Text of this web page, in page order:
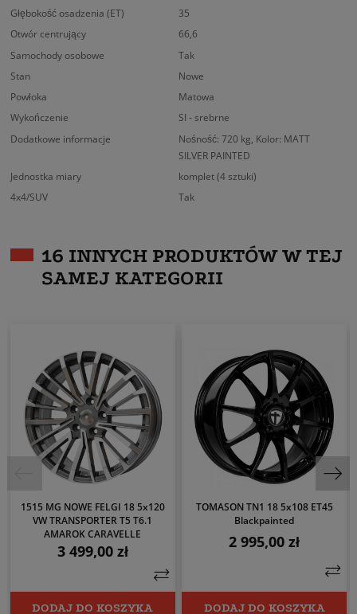
Głębokość osadzenia (ET)
35
Otwór centrujący
66,6
Samochody osobowe
Tak
Stan
Nowe
Powłoka
Matowa
Wykończenie
SI - srebrne
Dodatkowe informacje
Nośność: 720 kg, Kolor: MATT
SILVER PAINTED
Jednostka miary
komplet (4 sztuki)
4x4/SUV
Tak
16 INNYCH PRODUKTÓW W TEJ
SAMEJ KATEGORII
1515 MG NOWE FELGI 18 5x120
VW TRANSPORTER T5 T6.1
AMAROK CARAVELLE
Cena
3 499,00 zł
DODAJ DO KOSZYKA
TOMASON TN1 18 5x108 ET45
Blackpainted
Cena
2 995,00 zł
DODAJ DO KOSZYKA